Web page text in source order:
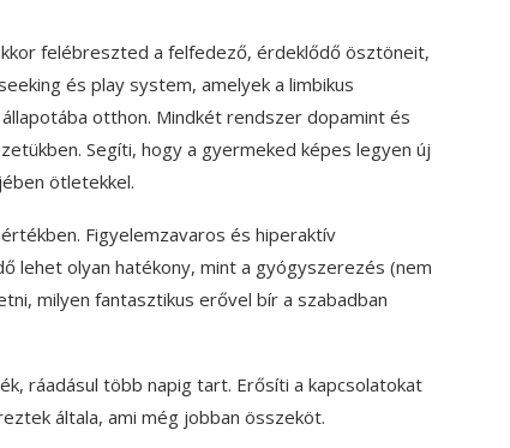
felébreszted a felfedező, érdeklődő ösztöneit,
és play system, amelyek a limbikus
otthon. Mindkét rendszer dopamint és
Segíti, hogy a gyermeked képes legyen új
ötletekkel.
Figyelemzavaros és hiperaktív
lehet olyan hatékony, mint a gyógyszerezés (nem
milyen fantasztikus erővel bír a szabadban
ráadásul több napig tart. Erősíti a kapcsolatokat
általa, ami még jobban összeköt.